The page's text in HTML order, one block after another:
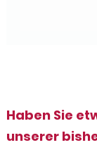
Haben Sie
unserer